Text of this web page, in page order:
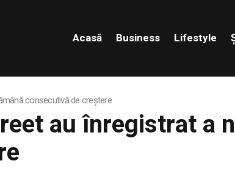
Acasă Business Lifestyle
consecutivă de creştere
au înregistrat a